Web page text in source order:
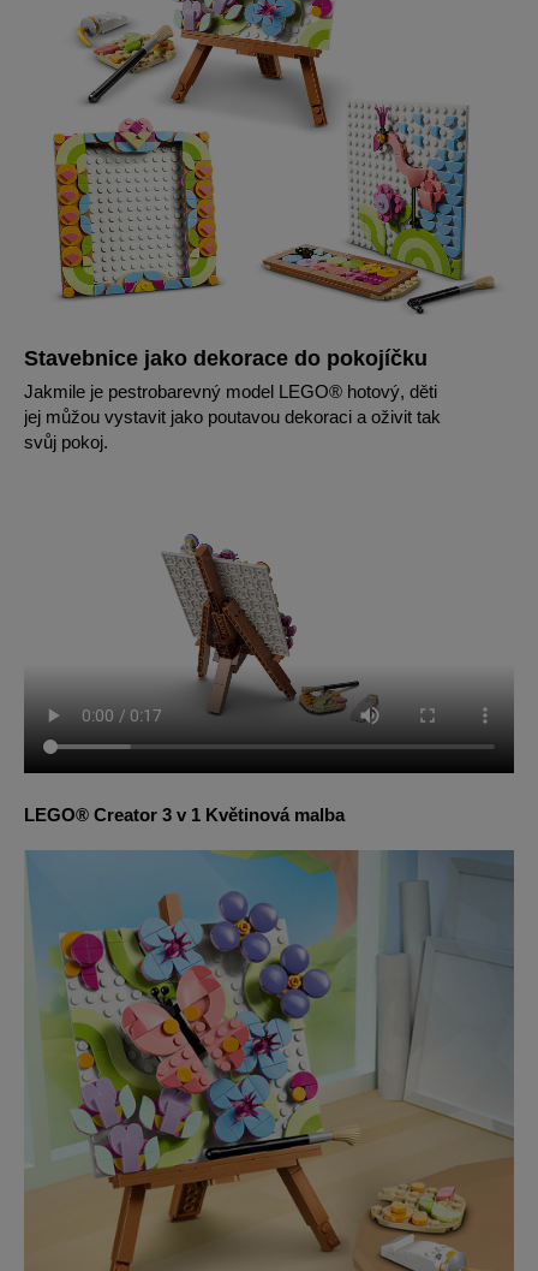
Stavebnice jako dekorace do pokojíčku
Jakmile je pestrobarevný model LEGO® hotový, děti
jej můžou vystavit jako poutavou dekoraci a oživit tak
svůj pokoj.
LEGO® Creator 3 v 1 Květinová malba